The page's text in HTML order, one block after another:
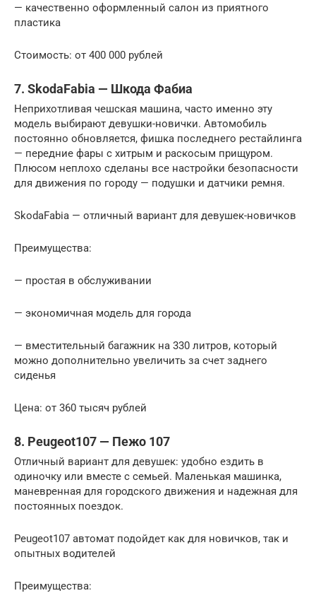
— качественно оформленный салон из приятного
пластика
Стоимость: от 400 000 рублей
7. SkodaFabia — Шкода Фабиа
Неприхотливая чешская машина, часто именно эту
модель выбирают девушки-новички. Автомобиль
постоянно обновляется, фишка последнего рестайлинга
— передние фары с хитрым и раскосым прищуром.
Плюсом неплохо сделаны все настройки безопасности
для движения по городу — подушки и датчики ремня.
SkodaFabia — отличный вариант для девушек-новичков
Преимущества:
— простая в обслуживании
— экономичная модель для города
— вместительный багажник на 330 литров, который
можно дополнительно увеличить за счет заднего
сиденья
Цена: от 360 тысяч рублей
8. Peugeot107 — Пежо 107
Отличный вариант для девушек: удобно ездить в
одиночку или вместе с семьей. Маленькая машинка,
маневренная для городского движения и надежная для
постоянных поездок.
Peugeot107 автомат подойдет как для новичков, так и
опытных водителей
Преимущества: